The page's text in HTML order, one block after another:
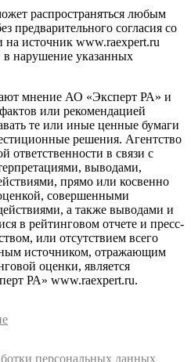
распространяться любым
предварительного согласия со
источник www.raexpert.ru
нарушение указанных
мнение АО «Эксперт РА» и
или рекомендацией
те или иные ценные бумаги
решения. Агентство
ответственности в связи с
выводами,
прямо или косвенно
совершенными
а также выводами и
в рейтинговом отчете и пресс-
или отсутствием всего
источником, отражающим
оценки, является
РА» www.raexpert.ru.
персональных данных